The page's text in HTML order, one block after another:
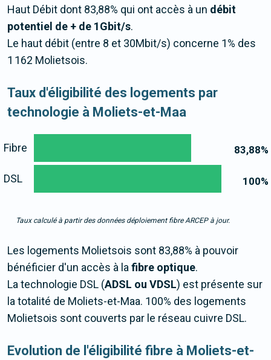
Haut Débit dont 83,88% qui ont accès à un débit
potentiel de + de 1Gbit/s.
Le haut débit (entre 8 et 30Mbit/s) concerne 1% des
1 162 Molietsois.
Taux d'éligibilité des logements par
technologie à Moliets-et-Maa
83,88%
100%
Fibre
DSL
Taux calculé à partir des données déploiement fibre ARCEP à jour.
Les logements Molietsois sont 83,88% à pouvoir
bénéficier d'un accès à lafibre optique.
La technologie DSL (ADSL ou VDSL) est présente sur
la totalité de Moliets-et-Maa. 100% des logements
Molietsois sont couverts par le réseau cuivre DSL.
Evolution de l'éligibilité fibre à Moliets-et-